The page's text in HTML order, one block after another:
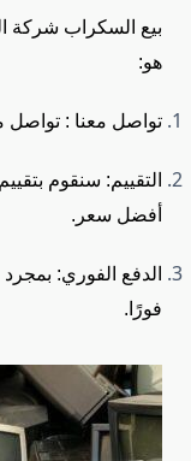
بيع السكراب شركة
هو:
تواصل معنا : تواصل
التقييم: سنقوم
أفضل سعر.
الدفع الفوري:
فورًا.